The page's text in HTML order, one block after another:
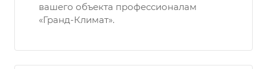
вашего объекта профессионалам
«Гранд-Климат».